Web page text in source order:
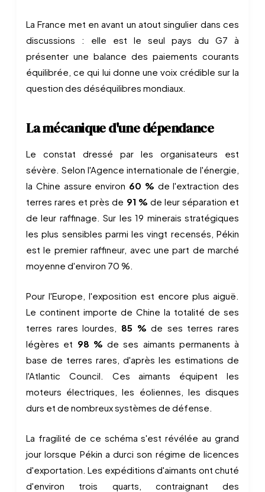
La France met en avant un atout singulier dans ces
discussions : elle est le seul pays du G7 à
présenter une balance des paiements courants
équilibrée, ce qui lui donne une voix crédible sur la
question des déséquilibres mondiaux.
La mécanique d'une dépendance
Le constat dressé par les organisateurs est
sévère. Selon l'Agence internationale de l'énergie,
la Chine assure environ 60 % de l'extraction des
terres rares et près de 91 % de leur séparation et
de leur raffinage. Sur les 19 minerais stratégiques
les plus sensibles parmi les vingt recensés, Pékin
est le premier raffineur, avec une part de marché
moyenne d'environ 70 %.
Pour l'Europe, l'exposition est encore plus aiguë.
Le continent importe de Chine la totalité de ses
terres rares lourdes, 85 % de ses terres rares
légères et 98 % de ses aimants permanents à
base de terres rares, d'après les estimations de
l'Atlantic Council. Ces aimants équipent les
moteurs électriques, les éoliennes, les disques
durs et de nombreux systèmes de défense.
La fragilité de ce schéma s'est révélée au grand
jour lorsque Pékin a durci son régime de licences
d'exportation. Les expéditions d'aimants ont chuté
d'environ trois quarts, contraignant des